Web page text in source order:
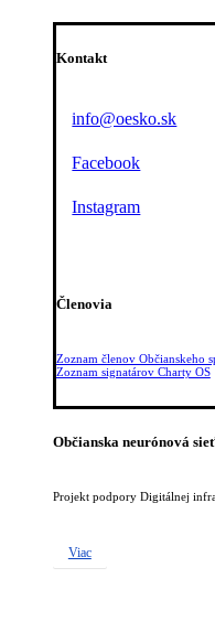
Kontakt
info@oesko.sk
Facebook
Instagram
Členovia
Zoznam členov Občianskeho
Zoznam signatárov Charty OS
Občianska neurónová
Projekt podpory Digitálnej
Viac